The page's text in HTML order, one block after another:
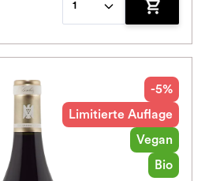
1
Zum
-5%
Limitierte Auflage
Vegan
Bio